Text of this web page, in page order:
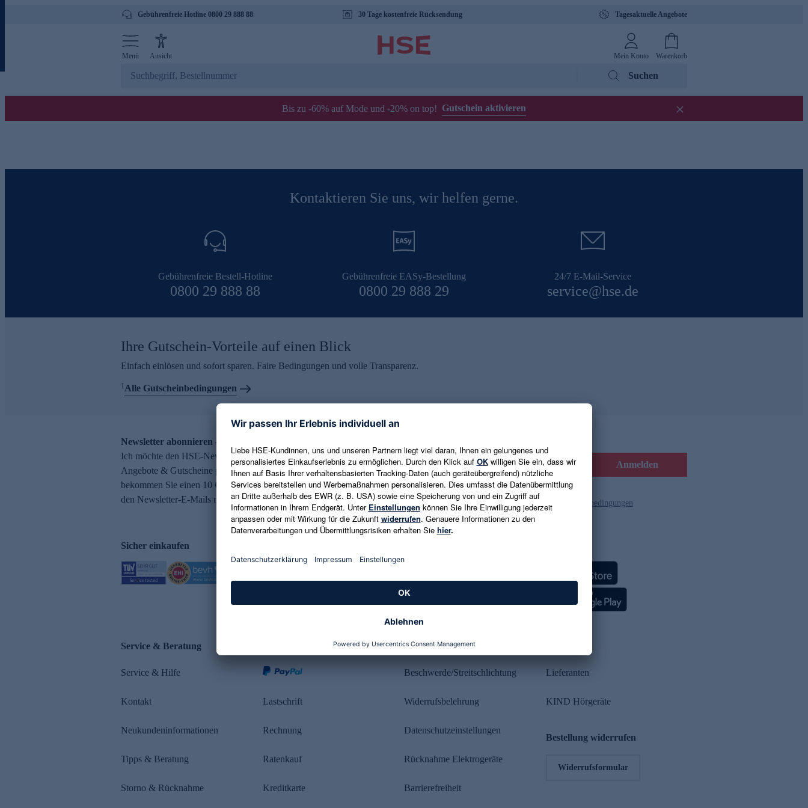
Gebührenfreie Hotline 0800 29 888 88 30 Tage kostenfreie Rücksendung Tagesaktuelle Angebote
Menü Ansicht Mein Konto Warenkorb
Suchen
Bis zu -60% auf Mode und -20% on top! Gutschein aktivieren
Kontaktieren Sie uns, wir helfen gerne.
Gebührenfreie Bestell-Hotline
0800 29 888 88
Gebührenfreie EASy-Bestellung
0800 29 888 29
24/7 E-Mail-Service
service@hse.de
Ihre Gutschein-Vorteile auf einen Blick
Einfach einlösen und sofort sparen. Faire Bedingungen und volle Transparenz.
1Alle Gutscheinbedingungen
Newsletter abonnieren – 10 € Gutschein erhalten
Ich möchte den HSE-Newsletter abonnieren und aktuelle Trends,
Angebote & Gutscheine per E-Mail erhalten. Als Dankeschön
bekommen Sie einen 10 € Gutschein. Eine Abmeldung ist jederzeit in
den Newsletter-E-Mails möglich.
E-Mail-Adresse eingeben Anmelden
Es gelten die Datenschutzrichtlinien und die Gutscheinbedingungen
Sicher einkaufen
Service & Beratung
Service & Hilfe
Kontakt
Neukundeninformationen
Tipps & Beratung
Storno & Rücknahme
Lastschrift
Rechnung
Ratenkauf
Kreditkarte
Rechtliches
Beschwerde/Streitschlichtung
Widerrufsbelehrung
Datenschutzeinstellungen
Rücknahme Elektrogeräte
Barrierefreiheit
Lieferanten
KIND Hörgeräte
Bestellung widerrufen
Widerrufsformular